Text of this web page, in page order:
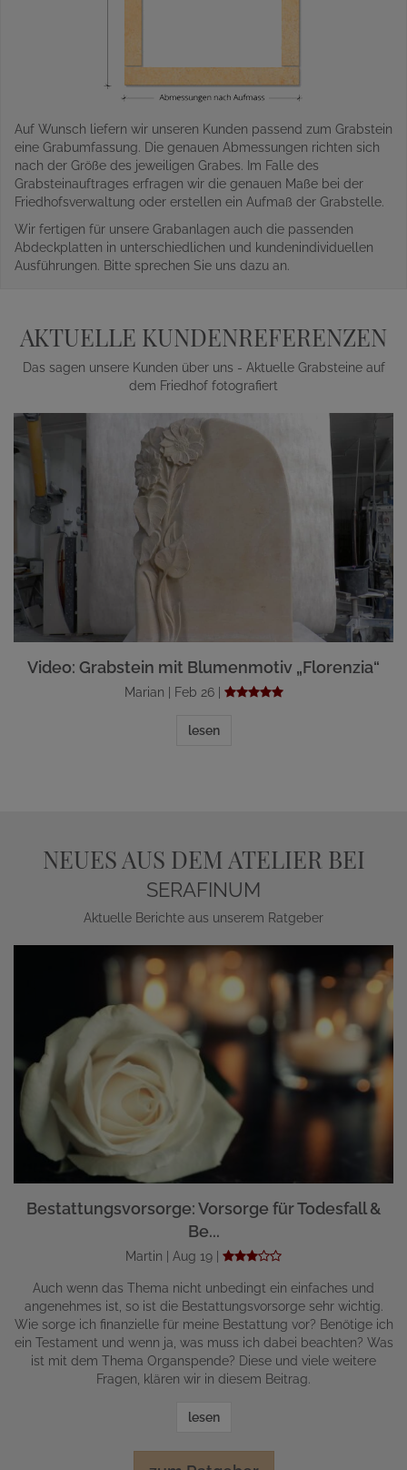
Auf Wunsch liefern wir unseren Kunden passend zum Grabstein
eine Grabumfassung. Die genauen Abmessungen richten sich
nach der Größe des jeweiligen Grabes. Im Falle des
Grabsteinauftrages erfragen wir die genauen Maße bei der
Friedhofsverwaltung oder erstellen ein Aufmaß der Grabstelle.
Wir fertigen für unsere Grabanlagen auch die passenden
Abdeckplatten in unterschiedlichen und kundenindividuellen
Ausführungen. Bitte sprechen Sie uns dazu an.
AKTUELLE KUNDENREFERENZEN
Das sagen unsere Kunden über uns - Aktuelle Grabsteine auf
dem Friedhof fotografiert
Video: Grabstein mit Blumenmotiv „Florenzia“
Marian | Feb 26 |
lesen
NEUES AUS DEM ATELIER BEI
SERAFINUM
Aktuelle Berichte aus unserem Ratgeber
Bestattungsvorsorge: Vorsorge für Todesfall &
Be...
Martin | Aug 19 |
Auch wenn das Thema nicht unbedingt ein einfaches und
angenehmes ist, so ist die Bestattungsvorsorge sehr wichtig.
Wie sorge ich finanzielle für meine Bestattung vor? Benötige ich
ein Testament und wenn ja, was muss ich dabei beachten? Was
ist mit dem Thema Organspende? Diese und viele weitere
Fragen, klären wir in diesem Beitrag.
lesen